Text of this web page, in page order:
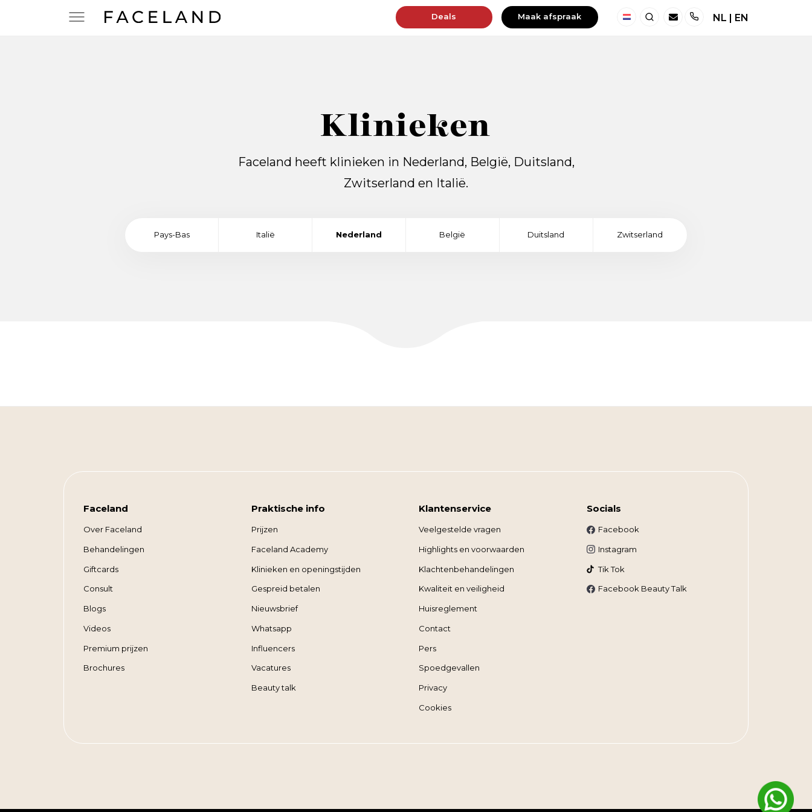
Deals Maak afspraak NL | EN
Klinieken
Faceland heeft klinieken in Nederland, België, Duitsland,
Zwitserland en Italië.
Pays-Bas Italië Nederland België Duitsland Zwitserland
Faceland
Over Faceland
Behandelingen
Giftcards
Consult
Blogs
Videos
Premium prijzen
Brochures
Praktische info
Prijzen
Faceland Academy
Klinieken en openingstijden
Gespreid betalen
Nieuwsbrief
Whatsapp
Influencers
Vacatures
Beauty talk
Klantenservice
Veelgestelde vragen
Highlights en voorwaarden
Klachtenbehandelingen
Kwaliteit en veiligheid
Huisreglement
Contact
Pers
Spoedgevallen
Privacy
Cookies
Socials
Facebook
Instagram
Tik Tok
Facebook Beauty Talk